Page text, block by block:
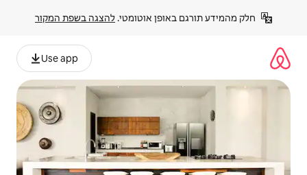
אוטומטי. להצגה בשפת המקור